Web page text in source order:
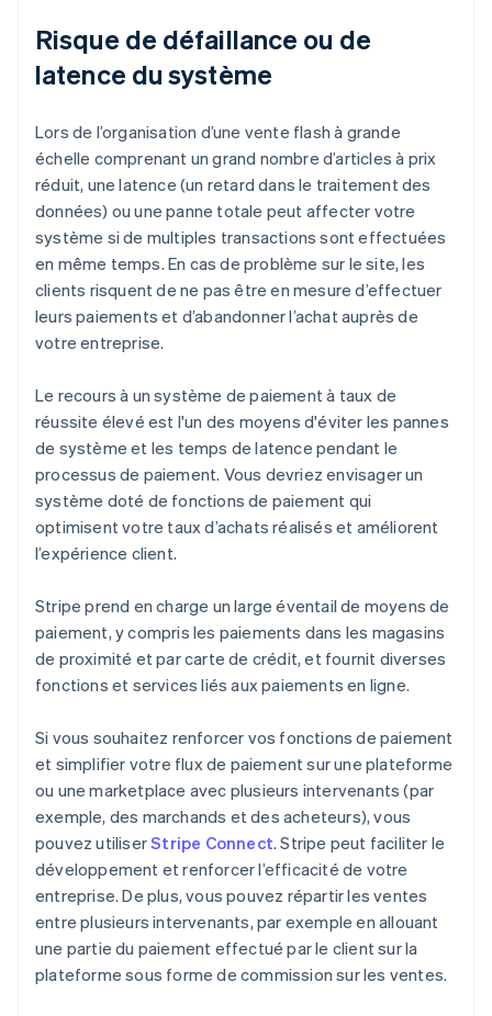
Risque de défaillance ou de
latence du système
Lors de l’organisation d’une vente flash à grande
échelle comprenant un grand nombre d’articles à prix
réduit, une latence (un retard dans le traitement des
données) ou une panne totale peut affecter votre
système si de multiples transactions sont effectuées
en même temps. En cas de problème sur le site, les
clients risquent de ne pas être en mesure d’effectuer
leurs paiements et d’abandonner l’achat auprès de
votre entreprise.
Le recours à un système de paiement à taux de
réussite élevé est l'un des moyens d'éviter les pannes
de système et les temps de latence pendant le
processus de paiement. Vous devriez envisager un
système doté de fonctions de paiement qui
optimisent votre taux d’achats réalisés et améliorent
l’expérience client.
Stripe prend en charge un large éventail de moyens de
paiement, y compris les paiements dans les magasins
de proximité et par carte de crédit, et fournit diverses
fonctions et services liés aux paiements en ligne.
Si vous souhaitez renforcer vos fonctions de paiement
et simplifier votre flux de paiement sur une plateforme
ou une marketplace avec plusieurs intervenants (par
exemple, des marchands et des acheteurs), vous
pouvez utiliserStripe Connect. Stripe peut faciliter le
développement et renforcer l’efficacité de votre
entreprise. De plus, vous pouvez répartir les ventes
entre plusieurs intervenants, par exemple en allouant
une partie du paiement effectué par le client sur la
plateforme sous forme de commission sur les ventes.